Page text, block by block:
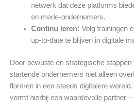
netwerk dat deze platforms
en mede-ondernemers.
Continu leren: Volg trainingen
up-to-date te blijven in digitale
Door bewuste en strategische stappen
startende ondernemers niet alleen
floreren in een steeds digitalere
vormt hierbij een waardevolle partner